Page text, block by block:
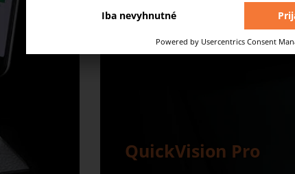
QuickVision Pro